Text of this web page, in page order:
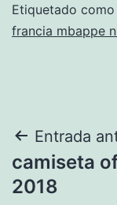
Etiquetado como
francia mbappe
de
Entrada
camiseta
2018